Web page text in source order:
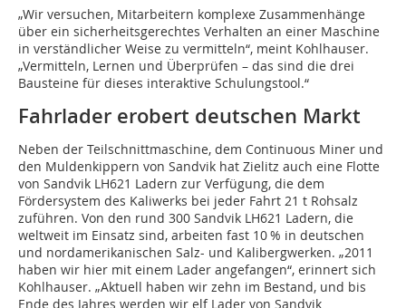
„Wir versuchen, Mitarbeitern komplexe Zusammenhänge
über ein sicherheitsgerechtes Verhalten an einer Maschine
in verständlicher Weise zu vermitteln“, meint Kohlhauser.
„Vermitteln, Lernen und Überprüfen – das sind die drei
Bausteine für dieses interaktive Schulungstool.“
Fahrlader erobert deutschen Markt
Neben der Teilschnittmaschine, dem Continuous Miner und
den Muldenkippern von Sandvik hat Zielitz auch eine Flotte
von Sandvik LH621 Ladern zur Verfügung, die dem
Fördersystem des Kaliwerks bei jeder Fahrt 21 t Rohsalz
zuführen. Von den rund 300 Sandvik LH621 Ladern, die
weltweit im Einsatz sind, arbeiten fast 10 % in deutschen
und nordamerikanischen Salz- und Kalibergwerken. „2011
haben wir hier mit einem Lader angefangen“, erinnert sich
Kohlhauser. „Aktuell haben wir zehn im Bestand, und bis
Ende des Jahres werden wir elf Lader von Sandvik